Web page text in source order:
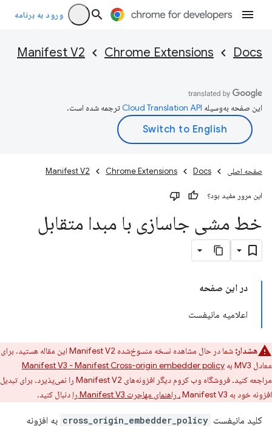
ورود به برنامه
Docs
Chrome Extensions
Manifest V2
این صفحه به‌وسیله ترجمه شده است.
صفحه اصلی Docs
Chrome Extensions
Manifest V2
این مرور مفید بود؟
خط مشی جاسازی با مبدا متقابل
در این صفحه
اعلامیه مانیفست
هشدار:
شما در حال مشاهده نسخه منسوخ‌شده Manifest V2 این مقاله هستید. برای
معادل MV3 به
Manifest V3 - Manifest Cross-origin embedder policy
مراجعه کنید. فروشگاه وب کروم دیگر افزونه‌های Manifest V2 را نمی‌پذیرد. برای تبدیل
افزونه خود به Manifest V3
، راهنمای مهاجرت Manifest V3 را دنبال کنید.
کلید مانیفست cross_origin_embedder_policy به افزونه